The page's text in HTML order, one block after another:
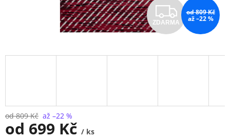
Z
D
A
ZDARMA
od 809 Kč
až –22 %
od 809 Kč až –22 %
od 699 Kč / ks